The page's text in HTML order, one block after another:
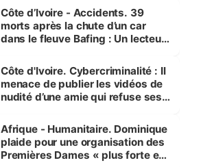
Côte d’Ivoire - Accidents. 39
morts après la chute d’un car
dans le fleuve Bafing : Un lecteur
des Transports
Côte d'Ivoire. Cybercriminalité : Il
menace de publier les vidéos de
nudité d’une amie qui refuse ses
Afrique - Humanitaire. Dominique
plaide pour une organisation des
Premières Dames « plus forte et